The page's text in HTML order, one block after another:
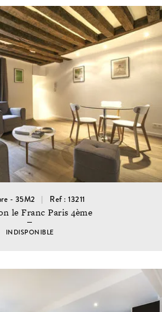
- 35M2 Ref : 13211
le Franc Paris 4ème
INDISPONIBLE